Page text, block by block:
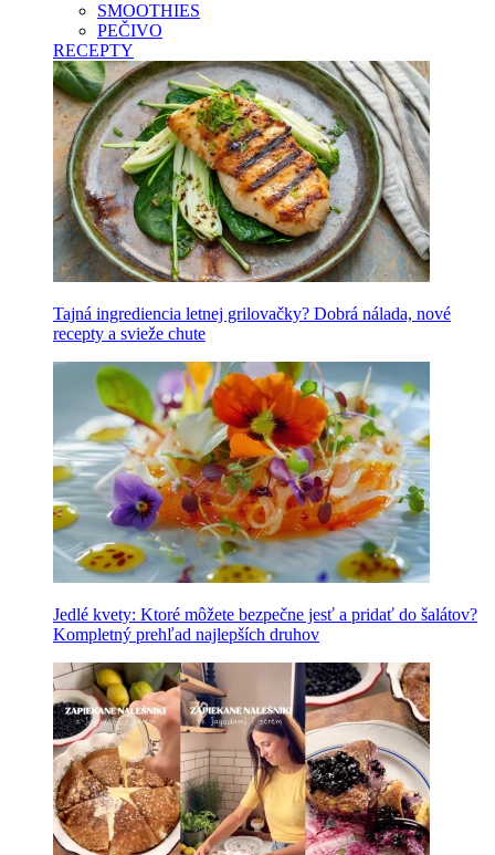
SMOOTHIES
PEČIVO
RECEPTY
Tajná ingrediencia letnej grilovačky? Dobrá nálada, nové
recepty a svieže chute
Jedlé kvety: Ktoré môžete bezpečne jesť a pridať do šalátov?
Kompletný prehľad najlepších druhov